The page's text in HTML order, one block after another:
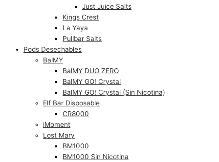
Just Juice Salts
Kings Crest
La Yaya
Pullbar Salts
Pods Desechables
BalMY
BalMY DUO ZERO
BalMY GO! Crystal
BalMY GO! Crystal (Sin Nicotina)
Elf Bar Disposable
CR8000
iMoment
Lost Mary
BM1000
BM1000 Sin Nicotina